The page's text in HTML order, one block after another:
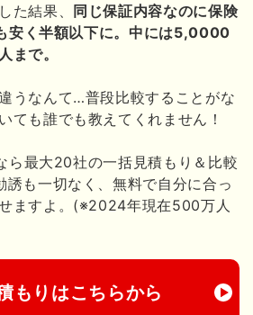
た結果、
同じ保証内容なのに保険
安く半額以下に。中には5,0000
まで。
うなんて…普段比較することがな
ても誰でも教えてくれません！
ら最大20社の一括見積もり＆比較
誘も一切なく、無料で自分に合っ
ますよ。(※2024年現在500万人
もりはこちらから